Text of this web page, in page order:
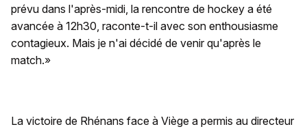
prévu dans l'après-midi, la rencontre de hockey a été
avancée à 12h30, raconte-t-il avec son enthousiasme
contagieux. Mais je n'ai décidé de venir qu'après le
match.»
La victoire de Rhénans face à Viège a permis au directeur